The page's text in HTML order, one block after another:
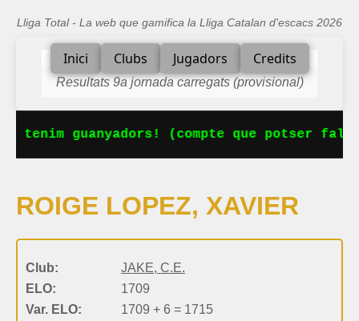
Lliga Total - La web que gamifica la Lliga Catalan d'escacs 2026
Inici Clubs Jugadors Credits
Resultats 9a jornada carregats (provisional)
tenim guanyadors! (compte que potser
ROIGE LOPEZ, XAVIER
Club:
JAKE, C.E.
ELO:
1709
Var. ELO:
1709 + 6 = 1715